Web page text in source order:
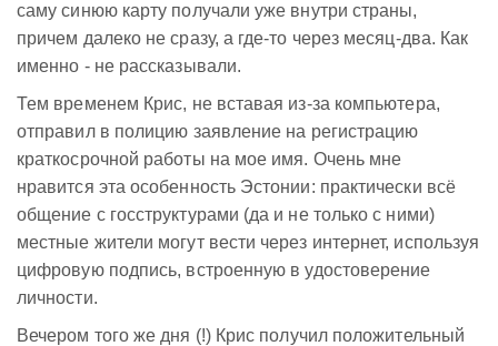
саму синюю карту получали уже внутри страны,
причем далеко не сразу, а где-то через месяц-два. Как
именно - не рассказывали.
Тем временем Крис, не вставая из-за компьютера,
отправил в полицию заявление на регистрацию
краткосрочной работы на мое имя. Очень мне
нравится эта особенность Эстонии: практически всё
общение с госструктурами (да и не только с ними)
местные жители могут вести через интернет, используя
цифровую подпись, встроенную в удостоверение
личности.
Вечером того же дня (!) Крис получил положительный